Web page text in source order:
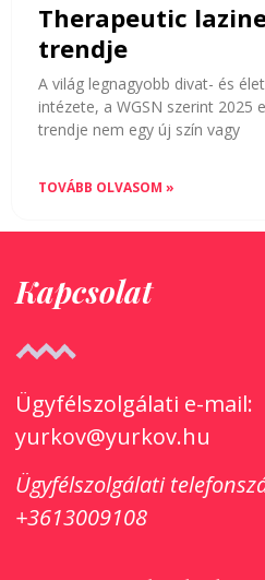
Therapeutic
trendje
A világ legnagyobb divat- és
intézete, a WGSN szerint 2025
trendje nem egy új szín vagy
TOVÁBB OLVASOM »
Kapcsolat
Ügyfélszolgálati e-mail:
yurkov@yurkov.hu
Ügyfélszolgálati
+3613009108